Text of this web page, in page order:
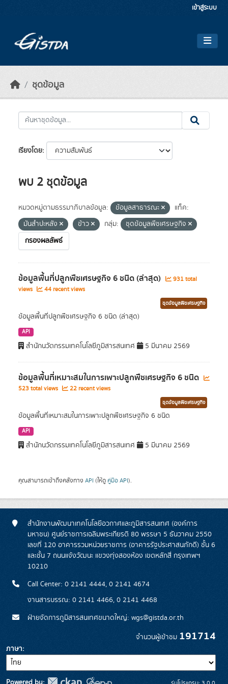
เข้าสู่ระบบ
ชุดข้อมูล
เรียงโดย
พบ 2 ชุดข้อมูล
หมวดหมู่ตามธรรมาภิบาลข้อมูล: ข้อมูลสาธารณะ
แท็ค:
มันสำปะหลัง
ข้าว กลุ่ม:
ชุดข้อมูลพืชเศรษฐกิจ
กรองผลลัพธ์
ข้อมูลพื้นที่ปลูกพืชเศรษฐกิจ 6 ชนิด (ล่าสุด)
931 total
views
44 recent views
ชุดข้อมูลพืชเศรษฐกิจ
ข้อมูลพื้นที่ปลูกพืชเศรษฐกิจ 6 ชนิด (ล่าสุด)
API
สำนักนวัตกรรมเทคโนโลยีภูมิสารสนเทศ 5 มีนาคม 2569
ข้อมูลพื้นที่เหมาะสมในการเพาะปลูกพืชเศรษฐกิจ 6 ชนิด
523 total views 22 recent views
ชุดข้อมูลพืชเศรษฐกิจ
ข้อมูลพื้นที่เหมาะสมในการเพาะปลูกพืชเศรษฐกิจ 6 ชนิด
API
สำนักนวัตกรรมเทคโนโลยีภูมิสารสนเทศ 5 มีนาคม 2569
คุณสามารถเข้าถึงคลังทาง API (ให้ดู คู่มือ API).
สำนักงานพัฒนาเทคโนโลยีอวกาศและภูมิสารสนเทศ (องค์การ
มหาชน) ศูนย์ราชการเฉลิมพระเกียรติ 80 พรรษา 5 ธันวาคม 2550
เลขที่ 120 อาคารรวมหน่วยราชการ (อาคารรัฐประศาสนภักดี) ชั้น 6
และชั้น 7 ถนนแจ้งวัฒนะ แขวงทุ่งสองห้อง เขตหลักสี่ กรุงเทพฯ
10210
Call Center: 0 2141 4444, 0 2141 4674
งานสารบรรณ: 0 2141 4466, 0 2141 4468
ฝ่ายจัดการภูมิสารสนเทศขนาดใหญ่: wgs@gistda.or.th
จำนวนผู้เข้าชม 191714
ภาษา